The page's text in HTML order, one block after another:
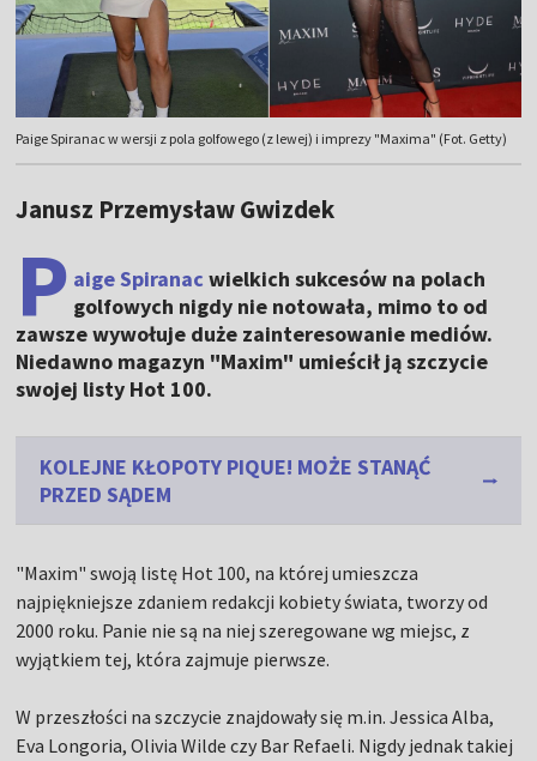
Paige Spiranac w wersji z pola golfowego (z lewej) i imprezy "Maxima" (Fot. Getty)
Janusz Przemysław Gwizdek
P aige Spiranac wielkich sukcesów na polach
golfowych nigdy nie notowała, mimo to od
zawsze wywołuje duże zainteresowanie mediów.
Niedawno magazyn "Maxim" umieścił ją szczycie
swojej listy Hot 100.
KOLEJNE KŁOPOTY PIQUE! MOŻE STANĄĆ
PRZED SĄDEM
"Maxim" swoją listę Hot 100, na której umieszcza
najpiękniejsze zdaniem redakcji kobiety świata, tworzy od
2000 roku. Panie nie są na niej szeregowane wg miejsc, z
wyjątkiem tej, która zajmuje pierwsze.
W przeszłości na szczycie znajdowały się m.in. Jessica Alba,
Eva Longoria, Olivia Wilde czy Bar Refaeli. Nigdy jednak takiej